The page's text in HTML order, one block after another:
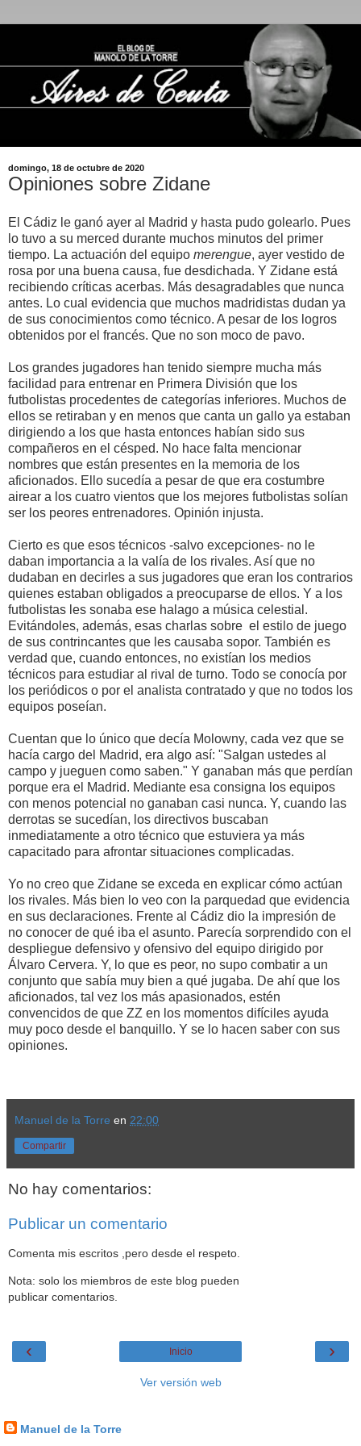
domingo, 18 de octubre de 2020
Opiniones sobre Zidane
El Cádiz le ganó ayer al Madrid y hasta pudo golearlo. Pues
lo tuvo a su merced durante muchos minutos del primer
tiempo. La actuación del equipo merengue, ayer vestido de
rosa por una buena causa, fue desdichada. Y Zidane está
recibiendo críticas acerbas. Más desagradables que nunca
antes. Lo cual evidencia que muchos madridistas dudan ya
de sus conocimientos como técnico. A pesar de los logros
obtenidos por el francés. Que no son moco de pavo.
Los grandes jugadores han tenido siempre mucha más
facilidad para entrenar en Primera División que los
futbolistas procedentes de categorías inferiores. Muchos de
ellos se retiraban y en menos que canta un gallo ya estaban
dirigiendo a los que hasta entonces habían sido sus
compañeros en el césped. No hace falta mencionar
nombres que están presentes en la memoria de los
aficionados. Ello sucedía a pesar de que era costumbre
airear a los cuatro vientos que los mejores futbolistas solían
ser los peores entrenadores. Opinión injusta.
Cierto es que esos técnicos -salvo excepciones- no le
daban importancia a la valía de los rivales. Así que no
dudaban en decirles a sus jugadores que eran los contrarios
quienes estaban obligados a preocuparse de ellos. Y a los
futbolistas les sonaba ese halago a música celestial.
Evitándoles, además, esas charlas sobre el estilo de juego
de sus contrincantes que les causaba sopor. También es
verdad que, cuando entonces, no existían los medios
técnicos para estudiar al rival de turno. Todo se conocía por
los periódicos o por el analista contratado y que no todos los
equipos poseían.
Cuentan que lo único que decía Molowny, cada vez que se
hacía cargo del Madrid, era algo así: "Salgan ustedes al
campo y jueguen como saben." Y ganaban más que perdían
porque era el Madrid. Mediante esa consigna los equipos
con menos potencial no ganaban casi nunca. Y, cuando las
derrotas se sucedían, los directivos buscaban
inmediatamente a otro técnico que estuviera ya más
capacitado para afrontar situaciones complicadas.
Yo no creo que Zidane se exceda en explicar cómo actúan
los rivales. Más bien lo veo con la parquedad que evidencia
en sus declaraciones. Frente al Cádiz dio la impresión de
no conocer de qué iba el asunto. Parecía sorprendido con el
despliegue defensivo y ofensivo del equipo dirigido por
Álvaro Cervera. Y, lo que es peor, no supo combatir a un
conjunto que sabía muy bien a qué jugaba. De ahí que los
aficionados, tal vez los más apasionados, estén
convencidos de que ZZ en los momentos difíciles ayuda
muy poco desde el banquillo. Y se lo hacen saber con sus
opiniones.
Manuel de la Torre en 22:00
Compartir
No hay comentarios:
Publicar un comentario
Comenta mis escritos ,pero desde el respeto.
Nota: solo los miembros de este blog pueden
publicar comentarios.
‹ ›
Inicio
Ver versión web
Manuel de la Torre